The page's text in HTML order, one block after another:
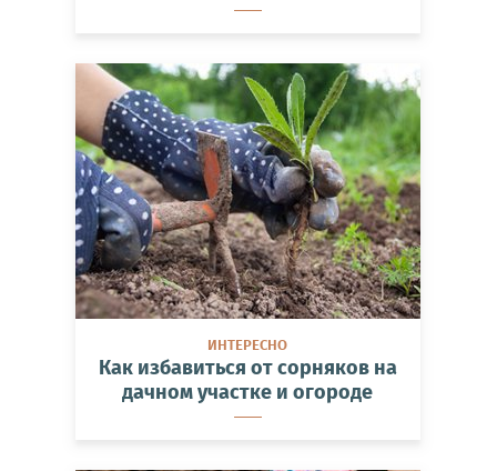
ИНТЕРЕСНО
Как избавиться от сорняков на
дачном участке и огороде